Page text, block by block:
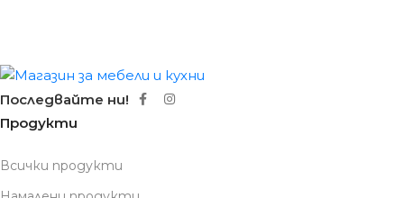
Последвайте ни!
Продукти
Всички продукти